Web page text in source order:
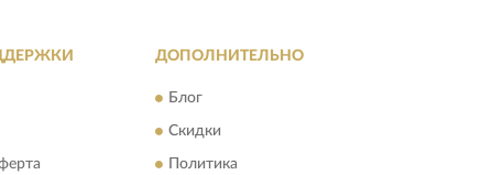
ДОПОЛНИТЕЛЬНО
Блог
Скидки
Политика